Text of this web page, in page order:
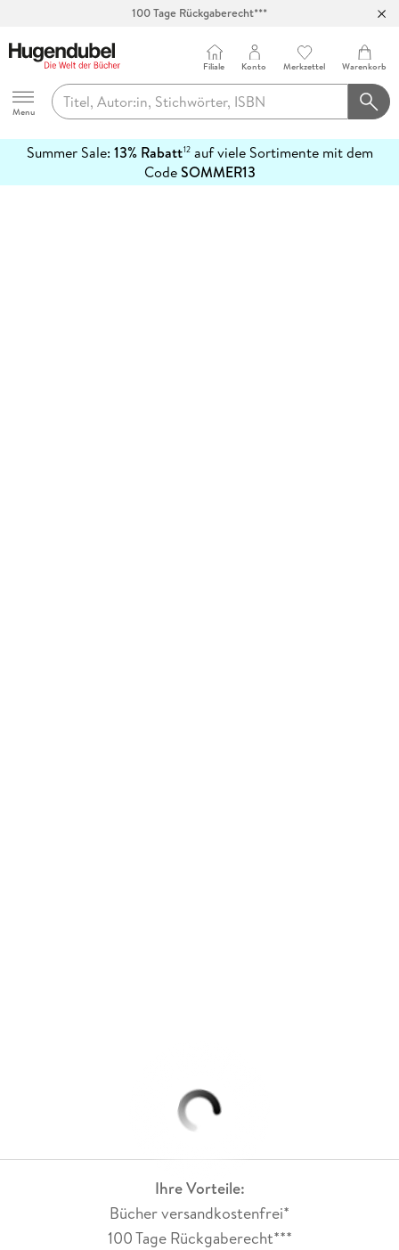
100 Tage Rückgaberecht***
Hugendubel
Menu
Filiale Konto Merkzettel Warenkorb
Summer Sale: 13% Rabatt12auf viele Sortimente mit dem
CodeSOMMER13
erfahren
Ihre Vorteile:
Bücher versandkostenfrei*
100 Tage Rückgaberecht***